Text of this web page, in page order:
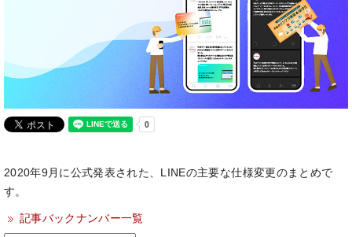
2020年9月に公式発表された、LINEの主要な仕様変更のまとめで
す。
記事バックナンバー一覧